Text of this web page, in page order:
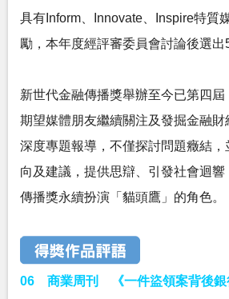
具有Inform、Innovate、Inspire特質
勵，本年度經評審委員會討論後選出
新世代金融傳播獎舉辦至今已第四屆
期望媒體朋友繼續關注及發掘金融
深度專題報導，不僅探討問題癥結
向及建議，提供思辯、引發社會迴
傳播獎永續扮演「貓頭鷹」的角色。
06 商業周刊 《一件盜領案背後銀